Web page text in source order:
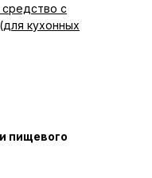
с
кухонных
пищевого